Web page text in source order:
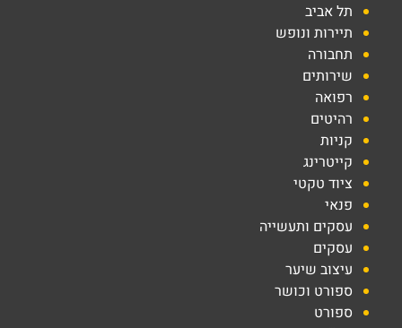
תל אביב
תיירות ונופש
תחבורה
שירותים
רפואה
רהיטים
קניות
קייטרינג
ציוד טקטי
פנאי
עסקים ותעשייה
עסקים
עיצוב שיער
ספורט וכושר
ספורט